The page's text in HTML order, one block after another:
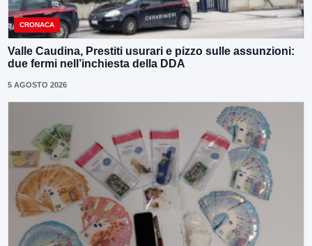
CRONACA
Valle Caudina, Prestiti usurari e pizzo sulle assunzioni:
due fermi nell’inchiesta della DDA
5 AGOSTO 2026